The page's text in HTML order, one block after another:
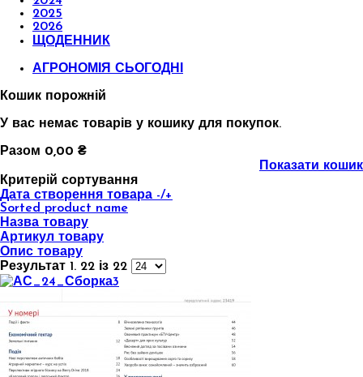
2025
2026
ЩОДЕННИК
АГРОНОМІЯ СЬОГОДНІ
Кошик порожній
У вас немає товарів у кошику для покупок.
Разом 0,00 ₴
Показати кошик
Критерій сортування
Дата створення товара -/+
Sorted product name
Назва товару
Артикул товару
Опис товару
Результат 1. 22 із 22